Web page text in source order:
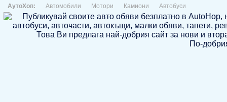
АутоХоп: Автомобили Мотори Камиони Автобуси
По-